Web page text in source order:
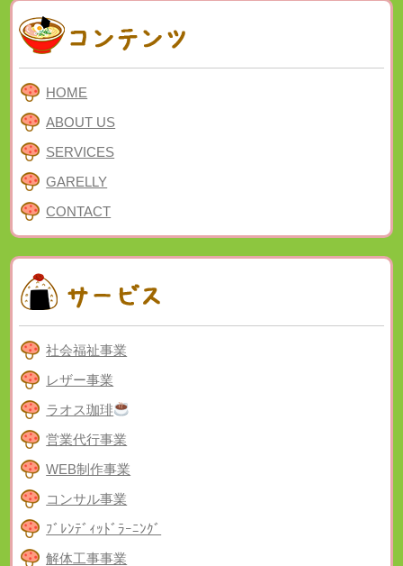
HOME
ABOUT US
SERVICES
GARELLY
CONTACT
社会福祉事業
レザー事業
ラオス珈琲
営業代行事業
WEB制作事業
コンサル事業
ﾌﾞﾚﾝﾃﾞｨｯﾄﾞﾗｰﾆﾝｸﾞ
解体工事事業